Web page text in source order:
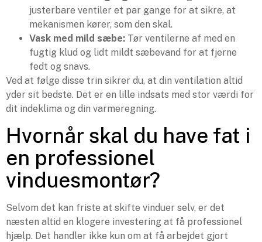
justerbare ventiler et par gange for at sikre, at
mekanismen kører, som den skal.
Vask med mild sæbe: Tør ventilerne af med en
fugtig klud og lidt mildt sæbevand for at fjerne
fedt og snavs.
Ved at følge disse trin sikrer du, at din ventilation altid
yder sit bedste. Det er en lille indsats med stor værdi for
dit indeklima og din varmeregning.
Hvornår skal du have fat i
en professionel
vinduesmontør?
Selvom det kan friste at skifte vinduer selv, er det
næsten altid en klogere investering at få professionel
hjælp. Det handler ikke kun om at få arbejdet gjort